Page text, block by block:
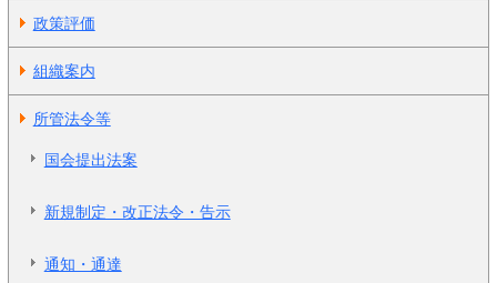
政策評価
組織案内
所管法令等
国会提出法案
新規制定・改正法令・告示
通知・通達